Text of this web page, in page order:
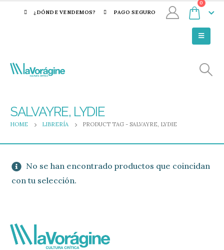
¿DÓNDE VENDEMOS? PAGO SEGURO
0
SALVAYRE, LYDIE
HOME LIBRERÍA PRODUCT TAG - SALVAYRE, LYDIE
No se han encontrado productos que coincidan
con tu selección.